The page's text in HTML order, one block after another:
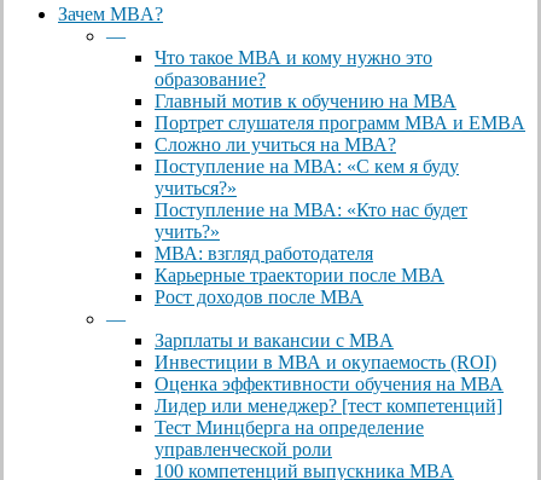
Close
Зачем MBA?
—
Что такое МВА и кому нужно это
образование?
Главный мотив к обучению на МВА
Портрет слушателя программ МВА и EMBA
Сложно ли учиться на МВА?
Поступление на МВА: «С кем я буду
учиться?»
Поступление на МВА: «Кто нас будет
учить?»
МВА: взгляд работодателя
Карьерные траектории после МВА
Рост доходов после МВА
—
Зарплаты и вакансии с MBA
Инвестиции в МВА и окупаемость (ROI)
Оценка эффективности обучения на МВА
Лидер или менеджер? [тест компетенций]
Тест Минцберга на определение
управленческой роли
100 компетенций выпускника MBA